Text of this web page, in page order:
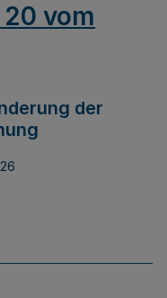
20 vom
der